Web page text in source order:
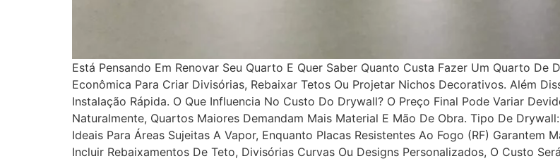
Está Pensando Em Renovar Seu Quarto E Quer Saber Quanto Custa Fazer Um Quarto
Econômica Para Criar Divisórias, Rebaixar Tetos Ou Projetar Nichos Decorativos. Além
Instalação Rápida. O Que Influencia No Custo Do Drywall? O Preço Final Pode Variar
Naturalmente, Quartos Maiores Demandam Mais Material E Mão De Obra. Tipo De
Ideais Para Áreas Sujeitas A Vapor, Enquanto Placas Resistentes Ao Fogo (RF) Garantem
Incluir Rebaixamentos De Teto, Divisórias Curvas Ou Designs Personalizados, O Custo